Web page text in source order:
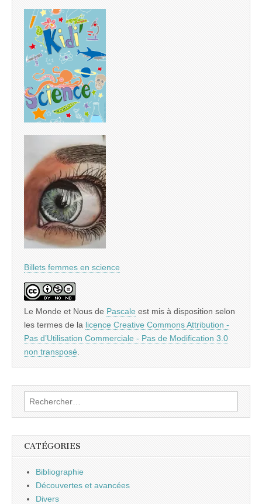
Billets femmes en science
Le Monde et Nous de Pascale est mis à disposition selon
les termes de la licence Creative Commons Attribution -
Pas d’Utilisation Commerciale - Pas de Modification 3.0
non transposé
Rechercher :
CATÉGORIES
Bibliographie
Découvertes et avancées
Divers